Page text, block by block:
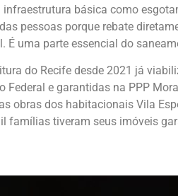
básica como
pessoas porque rebate
uma parte essencial do
do Recife desde 2021 já
e garantidas na PPP
obras dos habitacionais Vila
famílias tiveram seus imóveis